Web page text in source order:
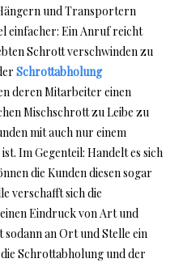
und Transportern
einfacher: Ein Anruf reicht
Schrott verschwinden zu
Schrottabholung
deren Mitarbeiter einen
Mischschrott zu Leibe zu
mit auch nur einem
Im Gegenteil: Handelt es sich
die Kunden diesen sogar
verschafft sich die
Eindruck von Art und
an Ort und Stelle ein
Schrottabholung und der